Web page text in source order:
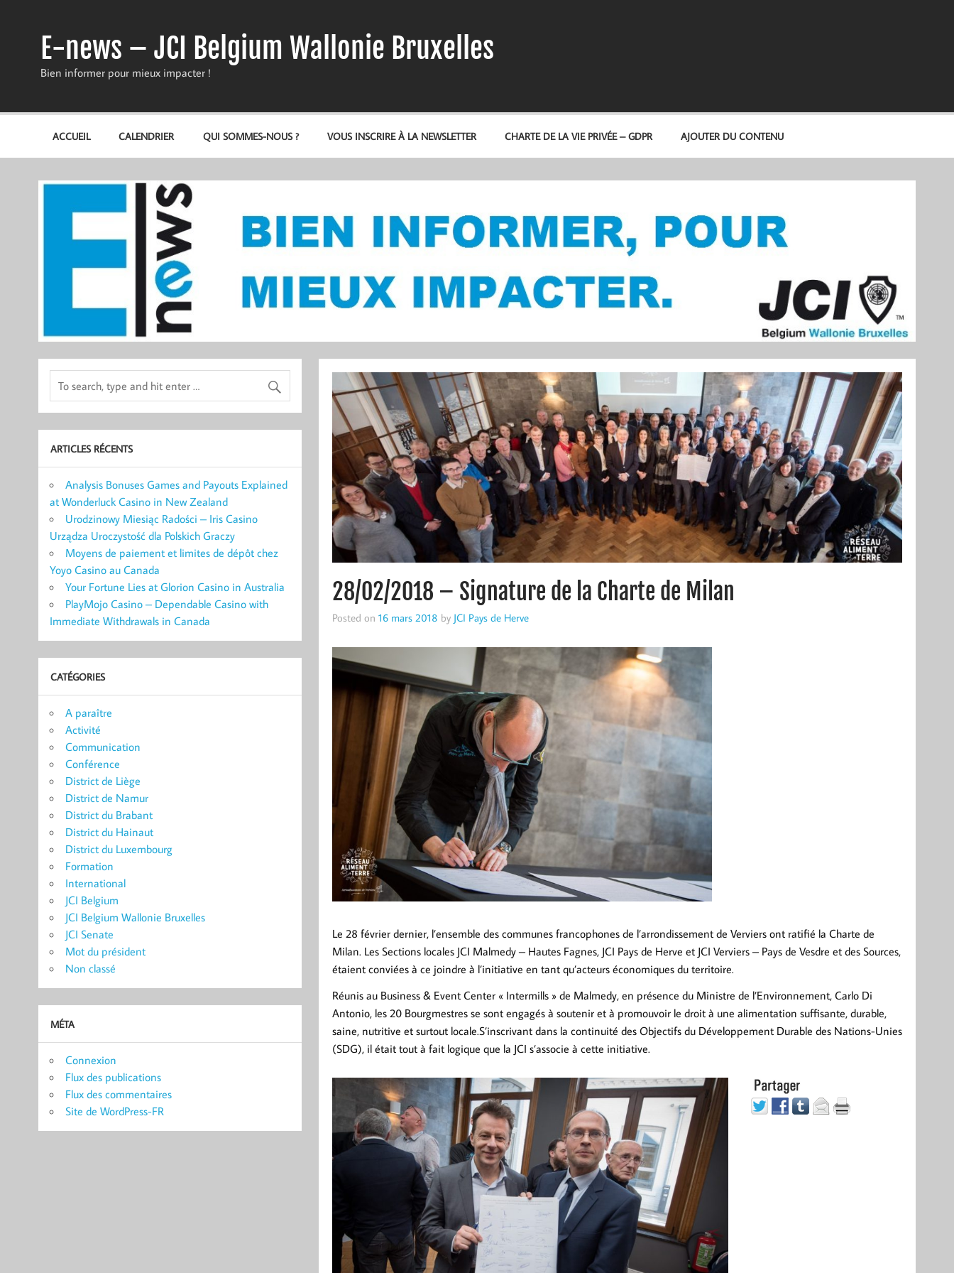
E-news – JCI Belgium Wallonie Bruxelles
Bien informer pour mieux impacter !
ACCUEIL CALENDRIER QUI SOMMES-NOUS ? VOUS INSCRIRE À LA NEWSLETTER CHARTE DE LA VIE PRIVÉE – GDPR AJOUTER DU CONTENU
28/02/2018 – Signature de la Charte de Milan
Posted on 16 mars 2018 by JCI Pays de Herve
Le 28 février dernier, l’ensemble des communes francophones de l’arrondissement de Verviers ont ratifié la Charte de
Milan. Les Sections locales JCI Malmedy – Hautes Fagnes, JCI Pays de Herve et JCI Verviers – Pays de Vesdre et des Sources,
étaient conviées à ce joindre à l’initiative en tant qu’acteurs économiques du territoire.
Réunis au Business & Event Center « Intermills » de Malmedy, en présence du Ministre de l’Environnement, Carlo Di
Antonio, les 20 Bourgmestres se sont engagés à soutenir et à promouvoir le droit à une alimentation suffisante, durable,
saine, nutritive et surtout locale.S’inscrivant dans la continuité des Objectifs du Développement Durable des Nations-Unies
(SDG), il était tout à fait logique que la JCI s’associe à cette initiative.
ARTICLES RÉCENTS
Analysis Bonuses Games and Payouts Explained
at Wonderluck Casino in New Zealand
Urodzinowy Miesiąc Radości – Iris Casino
Urządza Uroczystość dla Polskich Graczy
Moyens de paiement et limites de dépôt chez
Yoyo Casino au Canada
Your Fortune Lies at Glorion Casino in Australia
PlayMojo Casino – Dependable Casino with
Immediate Withdrawals in Canada
CATÉGORIES
A paraître
Activité
Communication
Conférence
District de Liège
District de Namur
District du Brabant
District du Hainaut
District du Luxembourg
Formation
International
JCI Belgium
JCI Belgium Wallonie Bruxelles
JCI Senate
Mot du président
Non classé
MÉTA
Connexion
Flux des publications
Flux des commentaires
Site de WordPress-FR